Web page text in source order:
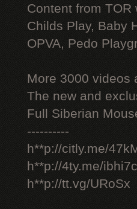
Content from
Childs Play, Baby
OPVA, Pedo
More 3000 videos
The new and
Full Siberian
----------
h**p://citly.me/
h**p://4ty.me/ibhi7c
h**p://tt.vg/URoSx